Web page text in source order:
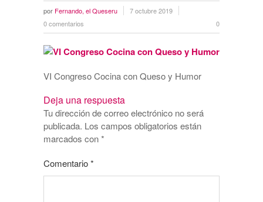
por Fernando, el Queseru
7 octubre 2019
0 comentarios
0
VI Congreso Cocina con Queso y Humor
Deja una respuesta
Tu dirección de correo electrónico no será
publicada. Los campos obligatorios están
marcados con*
Comentario*